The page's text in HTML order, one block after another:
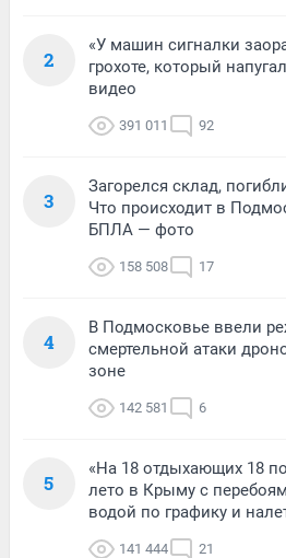
2
«У машин сигналки
грохоте, который
видео
391 011 92
3
Загорелся склад,
Что происходит в
БПЛА — фото
158 508 17
4
В Подмосковье ввели
смертельной атаки
зоне
142 581 6
5
«На 18 отдыхающих 18
лето в Крыму с
водой по графику и
141 444 21